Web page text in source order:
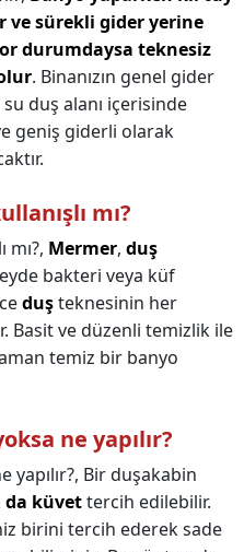
ve sürekli gider yerine
durumdaysa teknesiz
. Binanızın genel gider
duş alanı içerisinde
geniş giderli olarak
mı?
Mermer, duş
bakteri veya küf
duşteknesinin her
Basit ve düzenli temizlik ile
temiz bir banyo
ne yapılır?
yapılır?, Bir duşakabin
da küvettercih edilebilir.
birini tercih ederek sade